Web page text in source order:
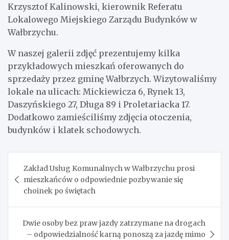
Krzysztof Kalinowski, kierownik Referatu
Lokalowego Miejskiego Zarządu Budynków w
Wałbrzychu.
W naszej galerii zdjęć prezentujemy kilka
przykładowych mieszkań oferowanych do
sprzedaży przez gminę Wałbrzych. Wizytowaliśmy
lokale na ulicach: Mickiewicza 6, Rynek 13,
Daszyńskiego 27, Długa 89 i Proletariacka 17.
Dodatkowo zamieściliśmy zdjęcia otoczenia,
budynków i klatek schodowych.
wpisu
Zakład Usług Komunalnych w Wałbrzychu prosi
mieszkańców o odpowiednie pozbywanie się
choinek po świętach
Dwie osoby bez praw jazdy zatrzymane na drogach
– odpowiedzialność karną ponoszą za jazdę mimo